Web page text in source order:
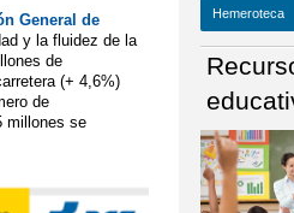
General de
y la fluidez de la
de
(+ 4,6%)
de
millones se
Hemeroteca